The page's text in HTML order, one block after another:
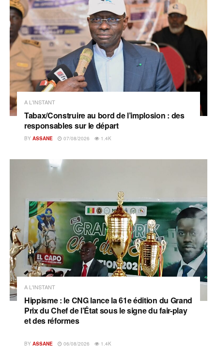
A L'INSTANT
Tabax/Construire au bord de l’implosion : des
responsables sur le départ
BY ASSANE 07/08/2026 1.4K
A L'INSTANT
Hippisme : le CNG lance la 61e édition du Grand
Prix du Chef de l’État sous le signe du fair-play
et des réformes
BY ASSANE 06/08/2026 1.4K